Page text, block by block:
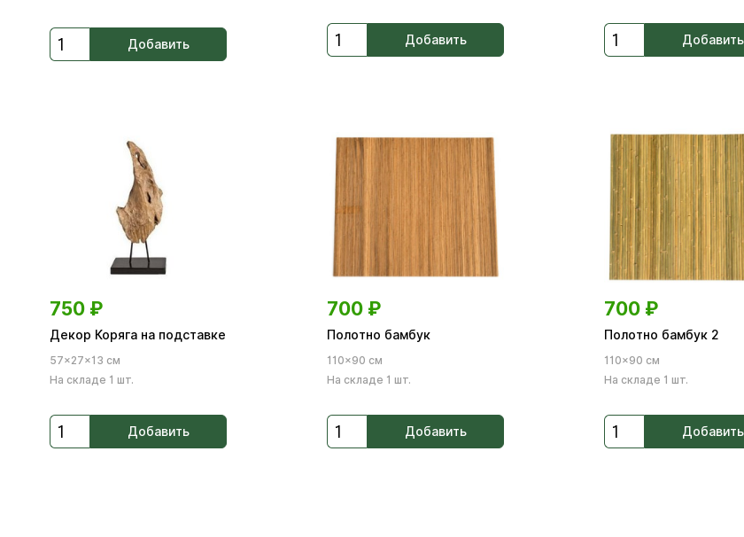
Добавить Добавить Добавить
750 ₽
Декор Коряга на подставке
57×27×13 см
На складе 1 шт.
Добавить
700 ₽
Полотно бамбук
110×90 см
На складе 1 шт.
Добавить
700 ₽
Полотно бамбук 2
110×90 см
На складе 1 шт.
Добавить